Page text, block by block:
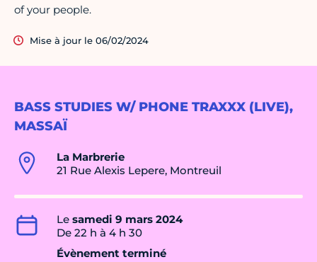
BASS STUDIES W/ PHONE TRAXXX (LIVE),
MASSAÏ
La Marbrerie
21 Rue Alexis Lepere, Montreuil
Le samedi 9 mars 2024
De 22 h à 4 h 30
Évènement terminé
of your people.
Mise à jour le 06/02/2024